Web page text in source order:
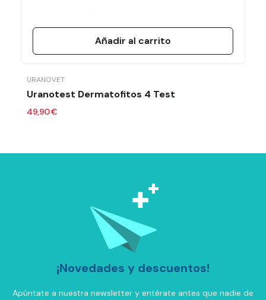
Añadir al carrito
URANOVET
Uranotest Dermatofitos 4 Test
49,90 €
¡Novedades y descuentos!
Apúntate a nuestra newsletter y entérate antes que nadie de